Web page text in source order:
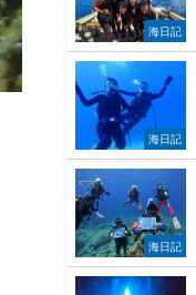
海日記
海日記
海日記